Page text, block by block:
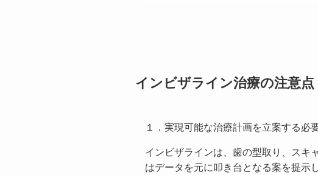
インビザライン治療の注意点
１．実現可能な治療計画を立案する必
インビザラインは、歯の型取り、スキ
はデータを元に叩き台となる案を提示